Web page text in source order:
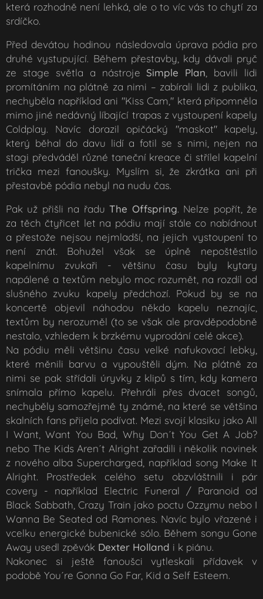
která rozhodně není lehká, ale o to víc vás to chytí za
srdíčko.
Před devátou hodinou následovala úprava pódia pro
druhé vystupující. Během přestavby, kdy dávali pryč
ze stage světla a nástrojeSimple Plan, bavili lidi
promítáním na plátně za nimi – zabírali lidi z publika,
nechyběla například ani "Kiss Cam," která připomněla
mimo jiné nedávný líbající trapas z vystoupení kapely
Coldplay. Navíc dorazil opičácký "maskot" kapely,
který běhal do davu lidí a fotil se s nimi, nejen na
stagi předváděl různé taneční kreace či střílel kapelní
trička mezi fanoušky. Myslím si, že zkrátka ani při
přestavbě pódia nebyl na nudu čas.
Pak už přišli na řaduThe Offspring. Nelze popřít, že
za těch čtyřicet let na pódiu mají stále co nabídnout
a přestože nejsou nejmladší, na jejich vystoupení to
není znát. Bohužel však se úplně nepoštěstilo
kapelnímu zvukaři - většinu času byly kytary
napálené a textům nebylo moc rozumět, na rozdíl od
slušného zvuku kapely předchozí. Pokud by se na
koncertě objevil náhodou někdo kapelu neznajíc,
textům by nerozuměl (to se však ale pravděpodobně
nestalo, vzhledem k brzkému vyprodání celé akce).
Na pódiu měli většinu času velké nafukovací lebky,
které měnili barvu a vypouštěli dým. Na plátně za
nimi se pak střídali úryvky z klipů s tím, kdy kamera
snímala přímo kapelu. Přehráli přes dvacet songů,
nechyběly samozřejmě ty známé, na které se většina
skalních fans přijela podívat. Mezi svojí klasiku jako All
I Want, Want You Bad, Why Don´t You Get A Job?
nebo The Kids Aren´t Alright zařadili i několik novinek
z nového alba Supercharged, například song Make It
Alright. Prostředek celého setu obzvláštnili i pár
covery - například Electric Funeral / Paranoid od
Black Sabbath, Crazy Train jako poctu Ozzymu nebo I
Wanna Be Seated od Ramones. Navíc bylo vřazené i
vcelku energické bubenické sólo. Během songu Gone
Away usedl zpěvák Dexter Holland i k piánu.
Nakonec si ještě fanoušci vytleskali přídavek v
podobě You´re Gonna Go Far, Kid a Self Esteem.